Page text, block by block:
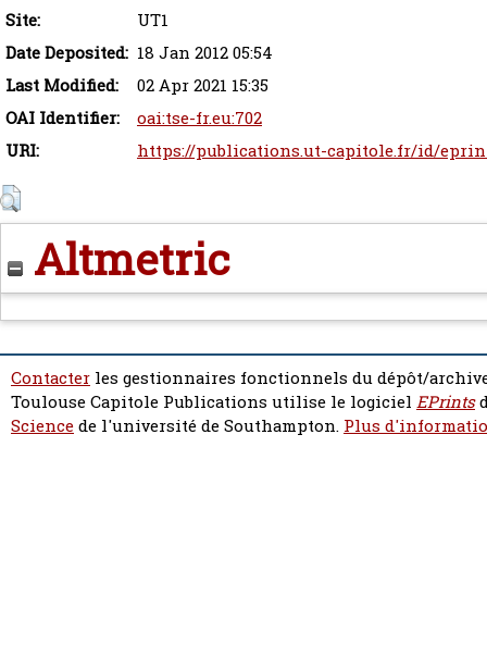
Site:
UT1
Date Deposited: 18 Jan 2012 05:54
Last Modified:
02 Apr 2021 15:35
OAI Identifier:
oai:tse-fr.eu:702
URI:
https://publications.ut-capitole.fr/id/
Altmetric
Contacter les gestionnaires fonctionnels du dépôt/
Toulouse Capitole Publications utilise le logiciel EPrints
Sciencede l'université de Southampton. Plus